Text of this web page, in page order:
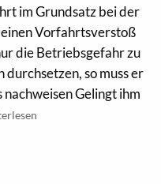
im Grundsatz bei der
Vorfahrtsverstoß
die Betriebsgefahr zu
so muss er
Gelingt ihm